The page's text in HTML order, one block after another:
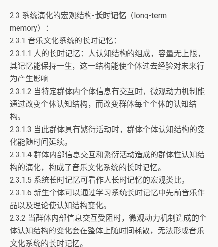
2.3 系统演化的宏观结构-长时记忆 （long-term
memory）：
2.3.1 音乐文化系统的长时记忆：
2.3.1.1 人的长时记忆：人认知结构的组成，容量无上限，
其记忆能保持一生，这一结构能使个体过去经验对未来行
为产生影响
2.3.1.2 当特定群体内个体信息有交互时，微观动力机制能
通过改变个体认知结构，而改变群体每个个体的认知结
构。
2.3.1.3 当此群体具有繁衍活动时，群体个体认知结构的变
化能随时间延续。
2.3.1.4 群体内部信息交互和繁衍活动造成的群体性认知结
构的演化，构成了音乐文化系统的长时记忆。
2.3.1.5 系统长时记忆可看作人长时记忆的宏观类比。
2.3.1.6 新生个体可以通过学习系统长时记忆中先前音乐作
品以及理论使认知结构变化。
2.3.2 当群体内部信息交互受阻时，微观动力机制造成的个
体认知结构的变化会在整体上随时间耗散，无法形成音乐
文化系统的长时记忆。